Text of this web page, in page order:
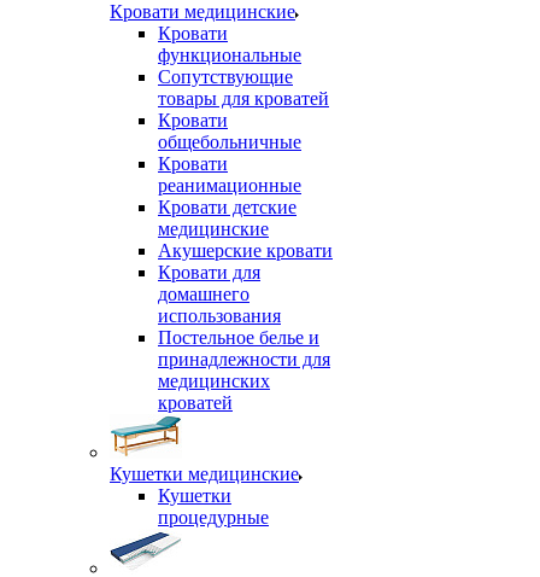
Кровати медицинские
Кровати
функциональные
Сопутствующие
товары для кроватей
Кровати
общебольничные
Кровати
реанимационные
Кровати детские
медицинские
Акушерские кровати
Кровати для
домашнего
использования
Постельное белье и
принадлежности для
медицинских
кроватей
Кушетки медицинские
Кушетки
процедурные